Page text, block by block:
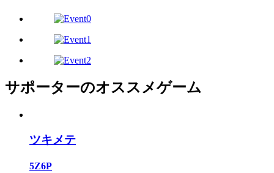
サポーターのオススメゲーム
ツキメテ
5Z6P